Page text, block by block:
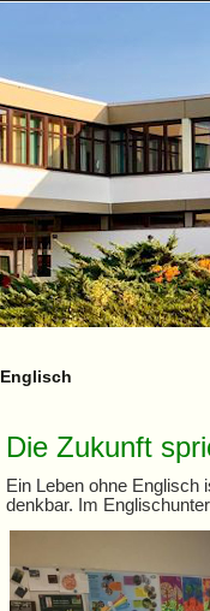
Englisch
Die Zukunft
Ein Leben ohne Englisch
denkbar. Im